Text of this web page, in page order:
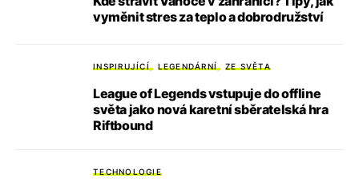
vyměnit stres za teplo a dobrodružství
INSPIRUJÍCÍ LEGENDÁRNÍ ZE SVĚTA
League of Legends vstupuje do offline
světa jako nová karetní sběratelská hra
Riftbound
TECHNOLOGIE